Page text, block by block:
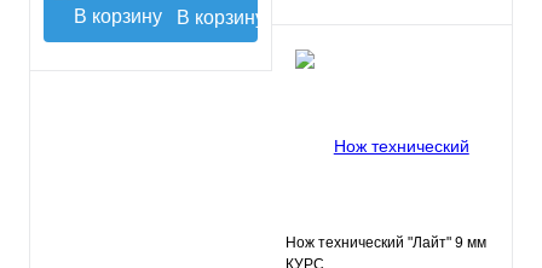
В корзину
Нож технический "Лайт" 9 мм
КУРС